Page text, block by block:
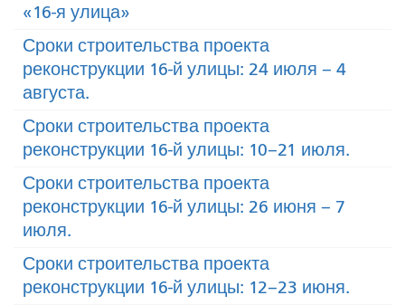
«16-я улица»
Сроки строительства проекта
реконструкции 16-й улицы: 24 июля – 4
августа.
Сроки строительства проекта
реконструкции 16-й улицы: 10–21 июля.
Сроки строительства проекта
реконструкции 16-й улицы: 26 июня – 7
июля.
Сроки строительства проекта
реконструкции 16-й улицы: 12–23 июня.